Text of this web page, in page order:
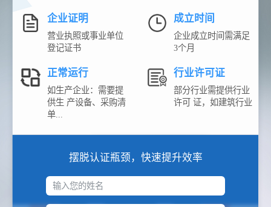
企业证明
营业执照或事业单位
登记证书
成立时间
企业成立时间需满足
3个月
正常运行
如生产企业：需要提
供生 产设备、采购清
单...
行业许可证
部分行业需提供行业
许可 证，如建筑行业
摆脱认证瓶颈，快速提升效率
输入您的姓名